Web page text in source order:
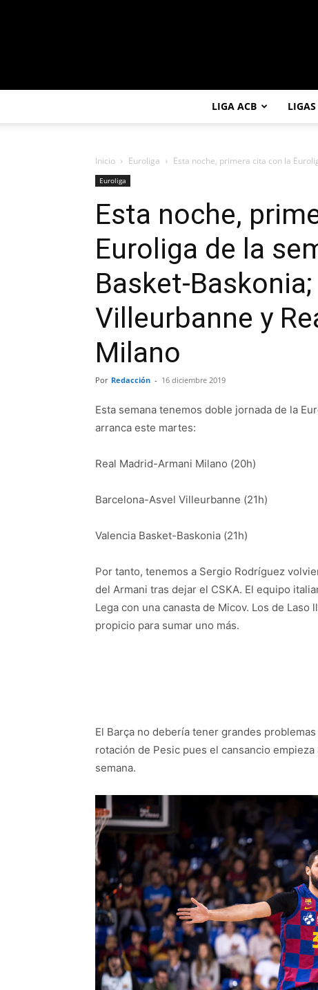
LIGA ACB
Inicio Euroliga Esta noche, primera cita con la
Euroliga
Esta noche,
Euroliga de la
Basket-Baskonia;
Villeurbanne y
Milano
Por Redacción - 16 diciembre 2019
Esta semana tenemos doble jornada de la
arranca este martes:
Real Madrid-Armani Milano (20h)
Barcelona-Asvel Villeurbanne (21h)
Valencia Basket-Baskonia (21h)
Por tanto, tenemos a Sergio Rodríguez
del Armani tras dejar el CSKA. El equipo
Lega con una canasta de Micov. Los de
propicio para sumar uno más.
El Barça no debería tener grandes
rotación de Pesic pues el cansancio
semana.